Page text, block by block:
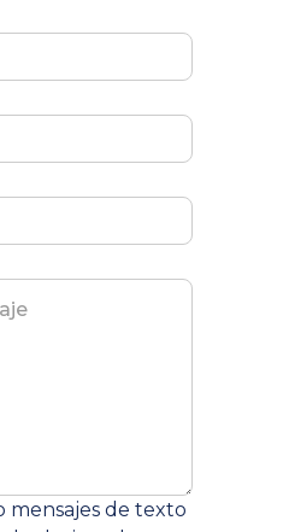
mensajes de texto